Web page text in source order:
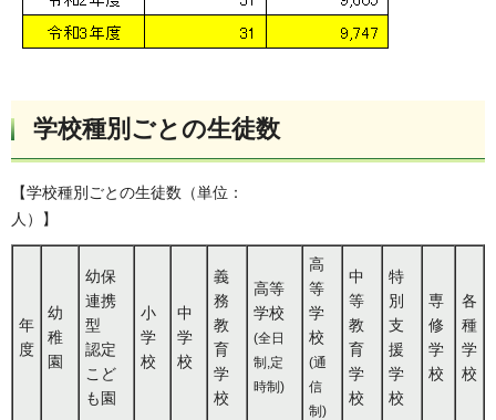
学校種別ごとの生徒数
【学校種別ごとの生徒数（単位：
人）
年
度
幼
稚
園
幼保
連携
型
認定
こど
も園
小
学
校
中
学
校
義
務
教
育
学
校
高等
学校
(全日
制,定
時制)
高
等
学
校
(通
信
制)
中
等
教
育
学
校
特
別
支
援
学
校
専
修
学
校
各
種
学
校